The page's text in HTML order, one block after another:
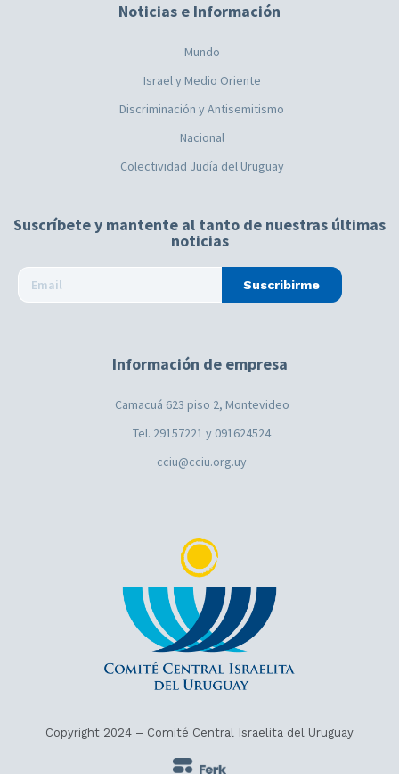
Noticias e Información
Mundo
Israel y Medio Oriente
Discriminación y Antisemitismo
Nacional
Colectividad Judía del Uruguay
Suscríbete y mantente al tanto de nuestras últimas
noticias
Suscribirme
Información de empresa
Camacuá 623 piso 2, Montevideo
Tel. 29157221 y 091624524
cciu@cciu.org.uy
Copyright 2024 – Comité Central Israelita del Uruguay